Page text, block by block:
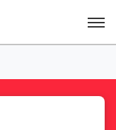
Menu